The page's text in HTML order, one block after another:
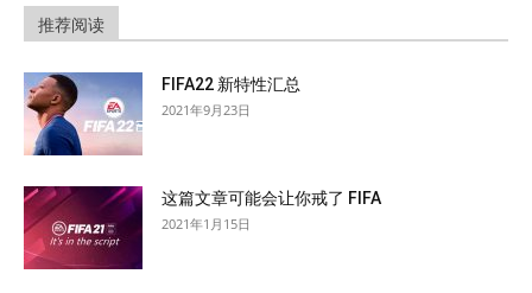
推荐阅读
FIFA22 新特性汇总
2021年9月23日
这篇文章可能会让你戒了 FIFA
2021年1月15日